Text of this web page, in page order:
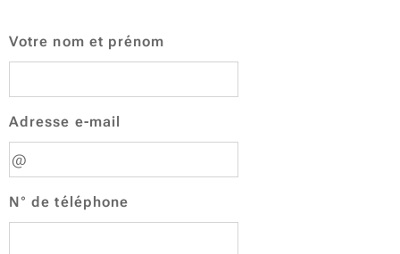
Votre nom et prénom
Adresse e-mail
N° de téléphone